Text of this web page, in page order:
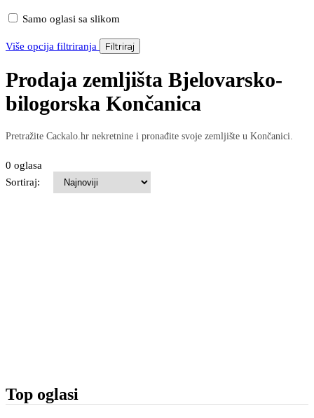
Samo oglasi sa slikom
Više opcija filtriranja Filtriraj
Prodaja zemljišta Bjelovarsko-
bilogorska Končanica
Pretražite Cackalo.hr nekretnine i pronađite svoje zemljište u Končanici.
0 oglasa
Sortiraj:
Top oglasi